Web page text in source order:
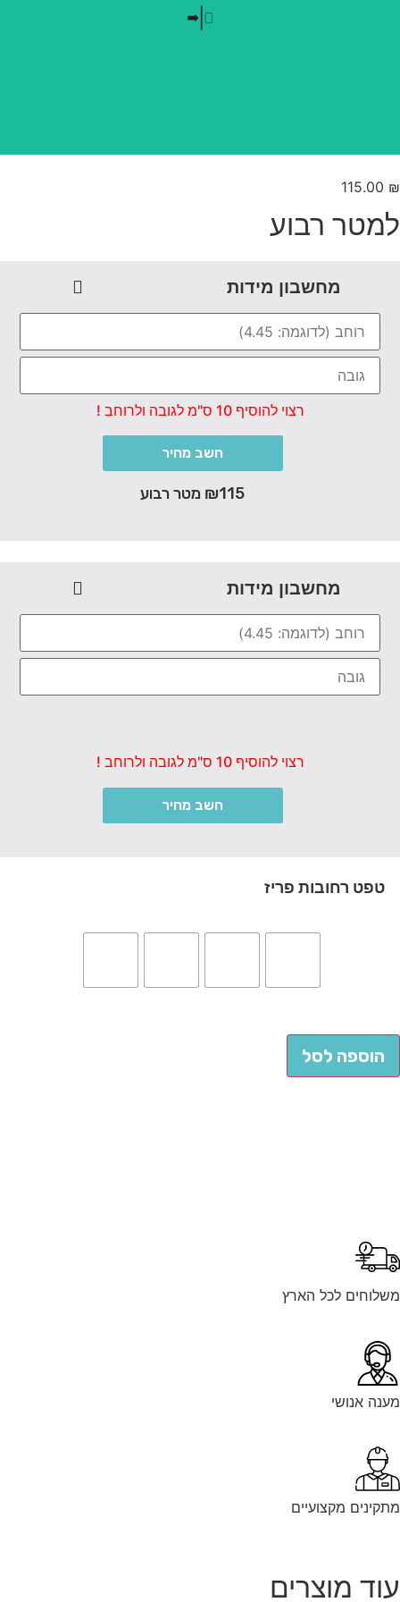
בלי חזרתיות
115.00
רבוע
מחשבון מידות
רצוי להוסיף 10 ס"מ לגובה ולרוחב !
חשב מחיר
₪115 מטר רבוע
מחשבון מידות
רצוי להוסיף 10 ס"מ לגובה ולרוחב !
חשב מחיר
טפט רחובות פריז
הוספה לסל
לכל הארץ
אנושי
מקצועיים
מוצרים